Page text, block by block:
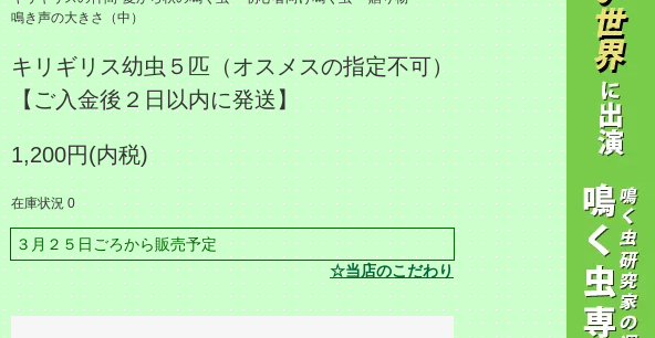
鳴き声の大きさ（中）
キリギリス幼虫５匹（オスメスの指定不可）
【ご入金後２日以内に発送】
1,200円(内税)
在庫状況 0
３月２５日ごろから販売予定
☆当店のこだわり